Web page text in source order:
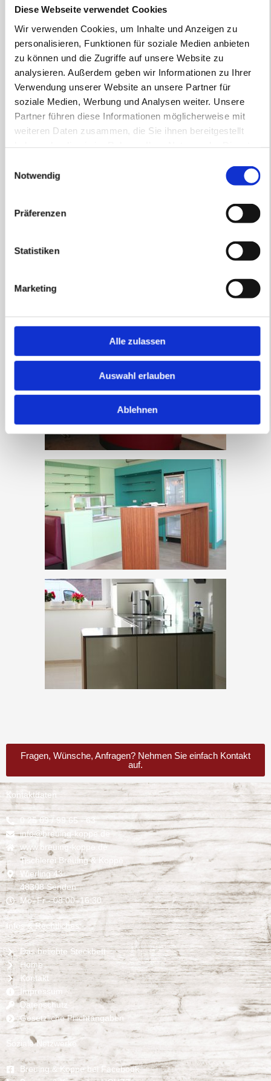
Diese Webseite verwendet Cookies
Wir verwenden Cookies, um Inhalte und Anzeigen zu
personalisieren, Funktionen für soziale Medien anbieten
zu können und die Zugriffe auf unsere Website zu
analysieren. Außerdem geben wir Informationen zu Ihrer
Verwendung unserer Website an unsere Partner für
soziale Medien, Werbung und Analysen weiter. Unsere
Partner führen diese Informationen möglicherweise mit
weiteren Daten zusammen, die Sie ihnen bereitgestellt
Notwendig
Präferenzen
Statistiken
Marketing
Alle zulassen
Auswahl erlauben
Ablehnen
Fragen, Wünsche, Anfragen? Nehmen Sie einfach Kontakt
auf.
Kontaktdaten
0 25 09 / 99 65 - 63
info@breuing-koppe.de
www.breuing-koppe.de
Tischlerei Breuing & Koppe
Wierling 43
48308 Senden
Mo–Fr - 08:00–16:30
Infos & Rechtliches
Das beliebte Steckbett
Home
Kontakt
Impressum
Datenschutz
Gesetzliche Pflichtangaben
Soziale Netzwerke
Breuing & Koppe bei Facebook